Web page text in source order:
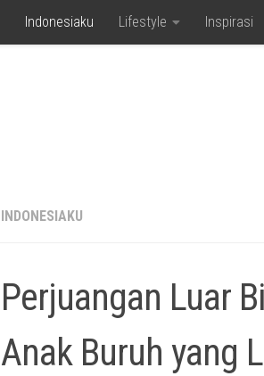
Indonesiaku Lifestyle Inspirasi
INDONESIAKU
Perjuangan Luar
Anak Buruh yang